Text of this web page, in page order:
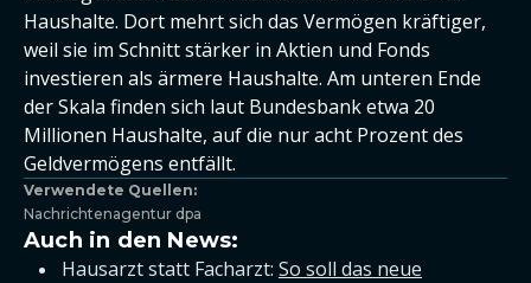
Haushalte. Dort mehrt sich das Vermögen kräftiger,
weil sie im Schnitt stärker in Aktien und Fonds
investieren als ärmere Haushalte. Am unteren Ende
der Skala finden sich laut Bundesbank etwa 20
Millionen Haushalte, auf die nur acht Prozent des
Geldvermögens entfällt.
Verwendete Quellen:
Nachrichtenagentur dpa
Auch in den News:
Hausarzt statt Facharzt: So soll das neue